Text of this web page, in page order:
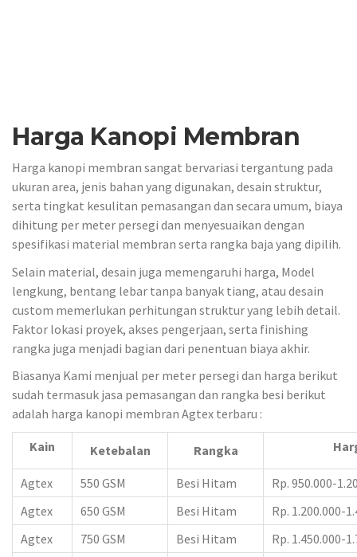
Harga Kanopi Membran
Harga kanopi membran sangat bervariasi tergantung pada
ukuran area, jenis bahan yang digunakan, desain struktur,
serta tingkat kesulitan pemasangan dan secara umum, biaya
dihitung per meter persegi dan menyesuaikan dengan
spesifikasi material membran serta rangka baja yang dipilih.
Selain material, desain juga memengaruhi harga, Model
lengkung, bentang lebar tanpa banyak tiang, atau desain
custom memerlukan perhitungan struktur yang lebih detail.
Faktor lokasi proyek, akses pengerjaan, serta finishing
rangka juga menjadi bagian dari penentuan biaya akhir.
Biasanya Kami menjual per meter persegi dan harga berikut
sudah termasuk jasa pemasangan dan rangka besi berikut
adalah harga kanopi membran Agtex terbaru :
Kain Ketebalan Rangka
Agtex 550 GSM Besi Hitam
Rp. 950.000-
Agtex
650 GSM Besi Hitam
Rp. 1.200.000-
Agtex
750 GSM Besi Hitam
Rp. 1.450.000-